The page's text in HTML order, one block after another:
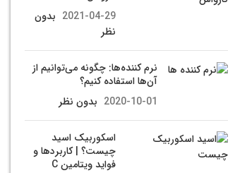
2021-04-29 بدون
نظر
نرم کننده‌ها: چگونه می‌توانیم از
آن‌ها استفاده کنیم؟
2020-10-01 بدون نظر
اسکوربیک اسید
چیست؟ | کاربردها و
فواید ویتامین C